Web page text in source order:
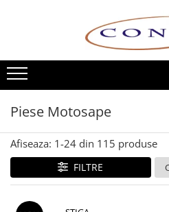
Toate Produsele
Casa si Gradina
Utilaje pentru gradina si accesorii
Atomizoare si Pulverizatoare
Despicatoare de lemne
Drujbe si fierastraie cu lant
Fierastraie pentru busteni
Foarfeci de gradina
Masini de tuns iarba si accesorii
Piese Motosape
Afiseaza: 1-24 din 115 produse
FILTRE